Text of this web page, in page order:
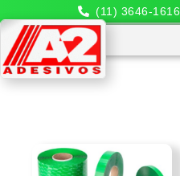
(11) 3646-1616